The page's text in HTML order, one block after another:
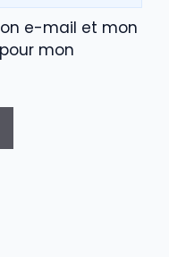
e-mail et mon
mon